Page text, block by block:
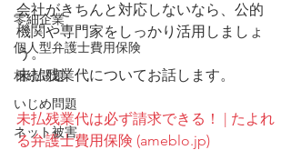
零細企業
個人型弁護士費用保険
相続問題
いじめ問題
ネット被害
会社がきちんと対応しないなら、公的
機関や専門家をしっかり活用しましょ
う。
未払残業代についてお話します。
未払残業代は必ず請求できる！ | たよれ
る弁護士費用保険 (ameblo.jp)